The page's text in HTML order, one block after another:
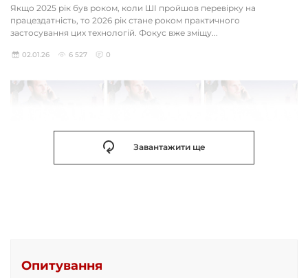
Якщо 2025 рік був роком, коли ШІ пройшов перевірку на
працездатність, то 2026 рік стане роком практичного
застосування цих технологій. Фокус вже зміщу...
02.01.26 6 527 0
Завантажити ще
Опитування